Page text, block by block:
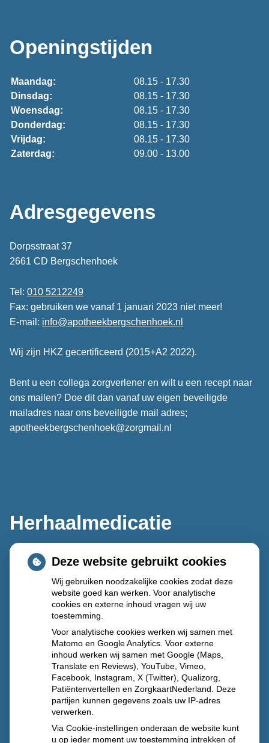
Openingstijden
Maandag:
08.15 - 17.30
Dinsdag:
08.15 - 17.30
Woensdag:
08.15 - 17.30
Donderdag:
08.15 - 17.30
Vrijdag:
08.15 - 17.30
Zaterdag:
09.00 - 13.00
Adresgegevens
Dorpsstraat 37
2661 CD Bergschenhoek
Tel: 010 5212249
Fax: gebruiken we vanaf 1 januari 2023 niet meer!
E-mail: info@apotheekbergschenhoek.nl
Wij zijn HKZ gecertificeerd (2015+A2 2022).
Bent u een collega zorgverlener en wilt u een recept naar
ons mailen? Doe dit dan vanaf uw eigen beveiligde
mailadres naar ons beveiligde mail adres;
apotheekbergschenhoek@zorgmail.nl
Herhaalmedicatie
Deze website gebruikt cookies
Wij gebruiken noodzakelijke cookies zodat deze
website goed kan werken. Voor analytische
cookies en externe inhoud vragen wij uw
toestemming.
Voor analytische cookies werken wij samen met
Matomo en Google Analytics. Voor externe
inhoud werken wij samen met Google (Maps,
Translate en Reviews), YouTube, Vimeo,
Facebook, Instagram, X (Twitter), Qualizorg,
Patiëntenvertellen en ZorgkaartNederland. Deze
partijen kunnen gegevens zoals uw IP-adres
verwerken.
Via Cookie-instellingen onderaan de website kunt
u op ieder moment uw toestemming intrekken of